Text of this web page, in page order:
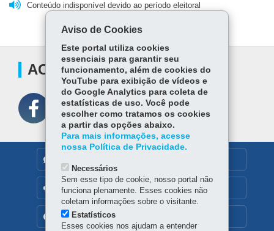
Conteúdo indisponível devido ao período eleitoral
ACOMPANHE
OUVIDORIA
TRANSPARÊNCIA INSTITUCIONAL
Aviso de Cookies
Este portal utiliza cookies
essenciais para garantir seu
funcionamento, além de cookies do
YouTube para exibição de vídeos e
do Google Analytics para coleta de
estatísticas de uso. Você pode
escolher como tratamos os cookies
a partir das opções abaixo.
Para mais informações, acesse
nossa Política de Privacidade.
Necessários
Sem esse tipo de cookie, nosso portal não
funciona plenamente. Esses cookies não
coletam informações sobre o visitante.
Estatísticos
Esses cookies nos ajudam a entender